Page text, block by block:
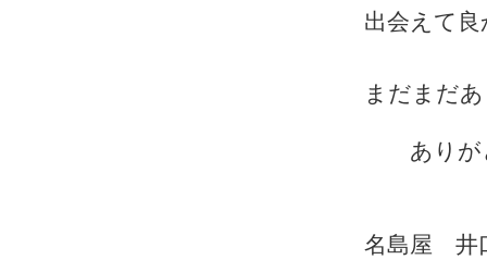
出会えて
まだまだ
ありが
名島屋 井